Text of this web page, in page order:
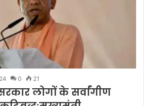
0 21
लोगों के सर्वांगीण